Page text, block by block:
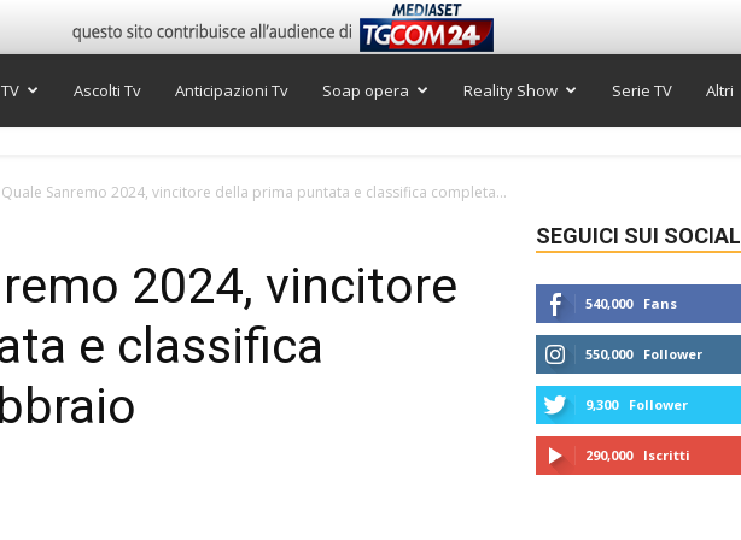
Ascolti Tv Anticipazioni Tv Soap opera Reality Show Serie TV Altri
Sanremo 2024, vincitore della prima puntata e classifica completa...
2024, vincitore
e classifica
SEGUICI SUI SOCIAL
540,000 Fans
550,000 Follower
9,300 Follower
290,000 Iscritti